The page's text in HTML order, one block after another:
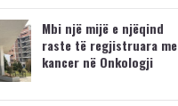
Mbi një mijë e njëqind
raste të regjistruara me
kancer në Onkologji